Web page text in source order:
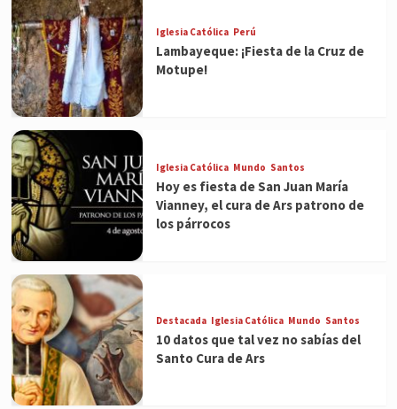
Iglesia Católica Perú
Lambayeque: ¡Fiesta de la Cruz de
Motupe!
Iglesia Católica Mundo Santos
Hoy es fiesta de San Juan María
Vianney, el cura de Ars patrono de
los párrocos
Destacada Iglesia Católica Mundo Santos
10 datos que tal vez no sabías del
Santo Cura de Ars